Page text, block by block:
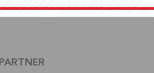
PARTNER